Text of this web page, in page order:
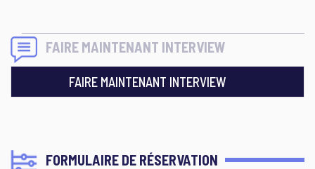
FAIRE MAINTENANT INTERVIEW
FAIRE MAINTENANT INTERVIEW
FORMULAIRE DE RÉSERVATION